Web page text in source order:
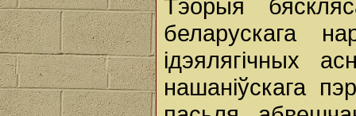
Тэорыя
беларускага
ідэялягічных
нашаніўскага